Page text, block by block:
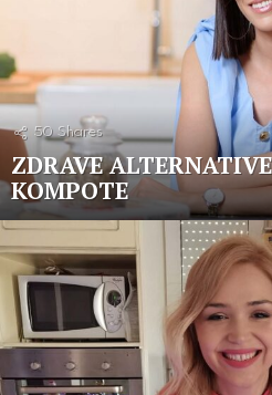
50 Shares
ZDRAVE
KOMPOTE